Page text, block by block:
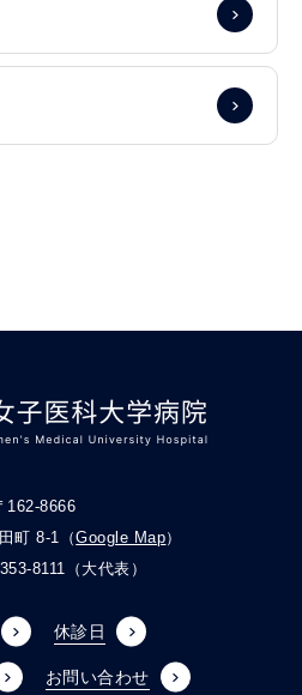
162-8666
町 8-1（Google Map）
8111 （大代表）
休診日
お問い合わせ